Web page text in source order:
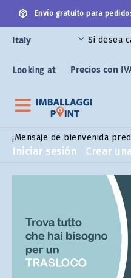
contenido
Envío gratuito para pedidos
Si desea
Looking at
¡Mensaje de bienvenida
Iniciar sesión Crear
cartón
materiales
de